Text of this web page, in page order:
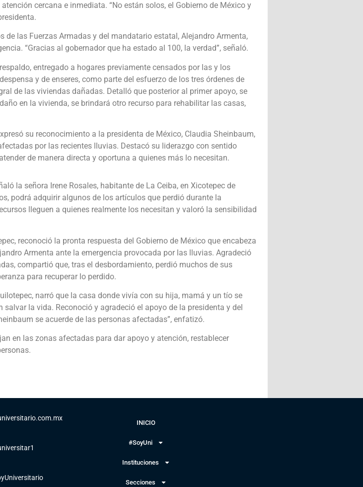
cercana e inmediata. “No están solos, el Gobierno de México y
de las Fuerzas Armadas y del mandatario estatal, Alejandro Armenta,
“Gracias al gobernador que ha estado al 100, la verdad”, señaló.
entregado a hogares previamente censados por las y los
y de enseres, como parte del esfuerzo de los tres órdenes de
de las viviendas dañadas. Detalló que posterior al primer apoyo, se
en la vivienda, se brindará otro recurso para rehabilitar las casas,
su reconocimiento a la presidenta de México, Claudia Sheinbaum,
por las recientes lluvias. Destacó su liderazgo con sentido
de manera directa y oportuna a quienes más lo necesitan.
la señora Irene Rosales, habitante de La Ceiba, en Xicotepec de
podrá adquirir algunos de los artículos que perdió durante la
lleguen a quienes realmente los necesitan y valoró la sensibilidad
reconoció la pronta respuesta del Gobierno de México que encabeza
Armenta ante la emergencia provocada por las lluvias. Agradeció
compartió que, tras el desbordamiento, perdió muchos de sus
para recuperar lo perdido.
narró que la casa donde vivía con su hija, mamá y un tío se
la vida. Reconoció y agradeció el apoyo de la presidenta y del
se acuerde de las personas afectadas”, enfatizó.
en las zonas afectadas para dar apoyo y atención, restablecer
INICIO
#SoyUni
Instituciones
Secciones